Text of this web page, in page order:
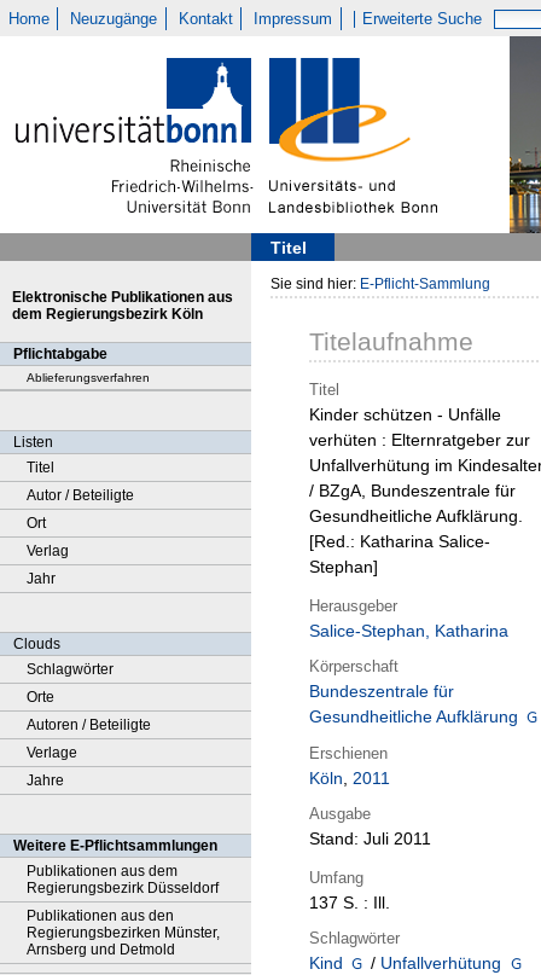
Home Neuzugänge Kontakt Impressum Erweiterte Suche
Titel
Elektronische Publikationen aus
dem Regierungsbezirk Köln
Pflichtabgabe
Ablieferungsverfahren
Listen
Titel
Autor / Beteiligte
Ort
Verlag
Jahr
Clouds
Schlagwörter
Orte
Autoren / Beteiligte
Verlage
Jahre
Weitere E-Pflichtsammlungen
Publikationen aus dem
Regierungsbezirk Düsseldorf
Publikationen aus den
Regierungsbezirken Münster,
Arnsberg und Detmold
Sie sind hier: E-Pflicht-Sammlung
Titelaufnahme
Titel
Kinder schützen - Unfälle
verhüten : Elternratgeber zur
Unfallverhütung im
/ BZgA, Bundeszentrale für
Gesundheitliche Aufklärung.
[Red.: Katharina Salice-
Stephan]
Herausgeber
Salice-Stephan, Katharina
Körperschaft
Bundeszentrale für
Gesundheitliche Aufklärung
Erschienen
Köln, 2011
Ausgabe
Stand: Juli 2011
Umfang
137 S. : Ill.
Schlagwörter
Kind / Unfallverhütung